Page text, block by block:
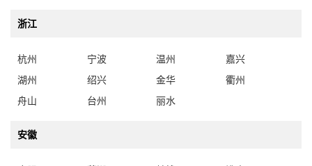
浙江
杭州 宁波 温州
嘉兴
湖州
绍兴 金华
衢州
舟山
台州 丽水
安徽